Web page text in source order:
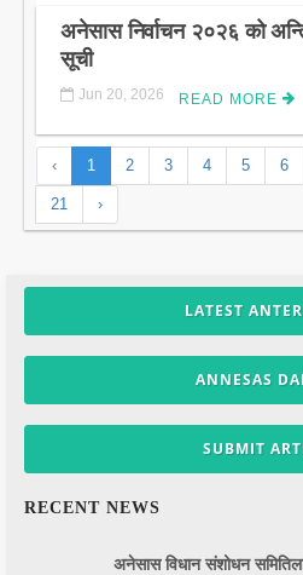
अनेसास निर्वाचन २०२६ को
सूची
Jun 20, 2026 READ MORE
‹ 1 2 3 4 5 6
21 ›
LATEST
ANNESAS
SUBMIT
RECENT NEWS
अनेसास विधान संशोधन